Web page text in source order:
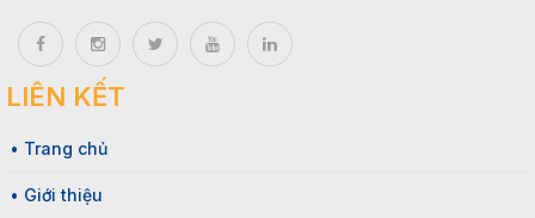
LIÊN KẾT
• Trang chủ
• Giới thiệu